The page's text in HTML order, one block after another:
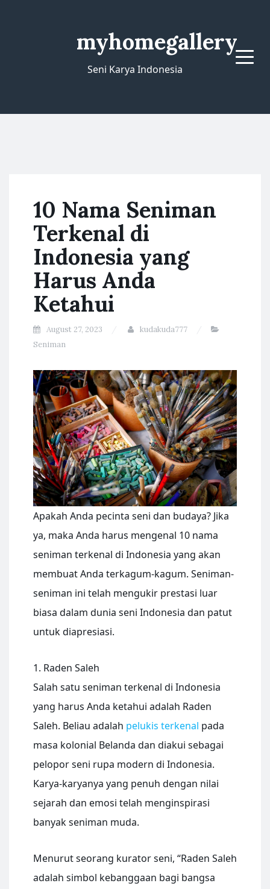
myhomegallery
Seni Karya Indonesia
Menu
10 Nama Seniman
Terkenal di
Indonesia yang
Harus Anda
Ketahui
August 27, 2023
kudakuda777
Seniman
Apakah Anda pecinta seni dan budaya? Jika
ya, maka Anda harus mengenal 10 nama
seniman terkenal di Indonesia yang akan
membuat Anda terkagum-kagum. Seniman-
seniman ini telah mengukir prestasi luar
biasa dalam dunia seni Indonesia dan patut
untuk diapresiasi.
1. Raden Saleh
Salah satu seniman terkenal di Indonesia
yang harus Anda ketahui adalah Raden
Saleh. Beliau adalah pelukis terkenal pada
masa kolonial Belanda dan diakui sebagai
pelopor seni rupa modern di Indonesia.
Karya-karyanya yang penuh dengan nilai
sejarah dan emosi telah menginspirasi
banyak seniman muda.
Menurut seorang kurator seni, “Raden Saleh
adalah simbol kebanggaan bagi bangsa